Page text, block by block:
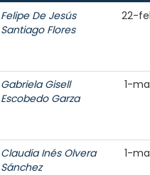
Felipe De Jesús
Santiago Flores
22-
Gabriela Gisell
Escobedo Garza
1-
Claudia Inés Olvera
Sánchez
1-